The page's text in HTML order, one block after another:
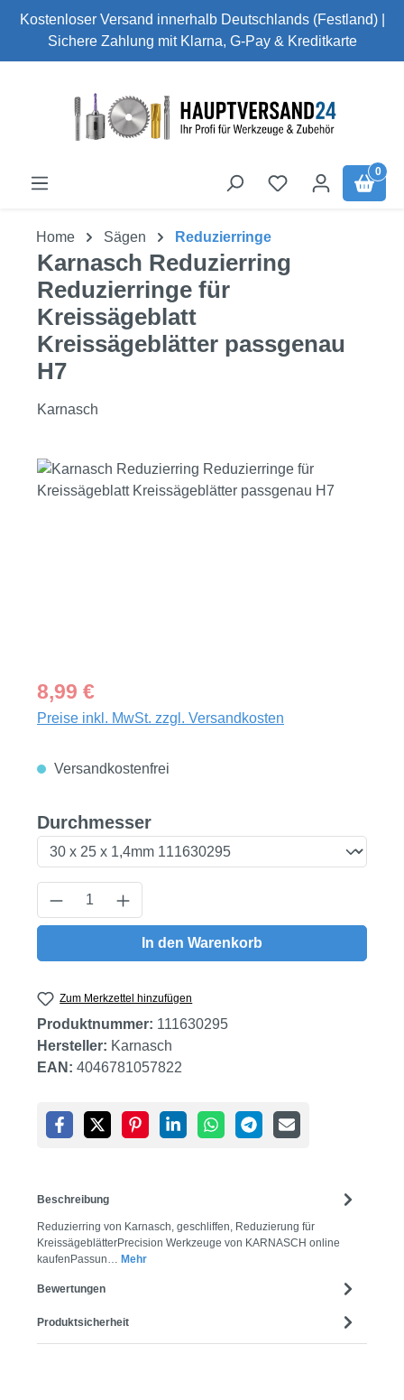
Zum Hauptinhalt springen
Kostenloser Versand innerhalb Deutschlands (Festland) |
Sichere Zahlung mit Klarna, G-Pay & Kreditkarte
0
Home Sägen Reduzierringe
Karnasch Reduzierring
Reduzierringe für
Kreissägeblatt
Kreissägeblätter passgenau
H7
Karnasch
Bildergalerie überspringen
Regulärer Preis:
8,99 €
Preise inkl. MwSt. zzgl. Versandkosten
Versandkostenfrei
Durchmesserauswählen
Produkt Anzahl: Gib den gewünschten
In den Warenkorb
Zum Merkzettel hinzufügen
Produktnummer: 111630295
Hersteller: Karnasch
EAN: 4046781057822
Beschreibung
Reduzierring von Karnasch, geschliffen, Reduzierung für
KreissägeblätterPrecision Werkzeuge von KARNASCH online
kaufenPassun… Mehr
Bewertungen
Produktsicherheit